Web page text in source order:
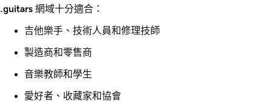
.guitars 網域十分適合：
吉他樂手、技術人員和修理技師
製造商和零售商
音樂教師和學生
愛好者、收藏家和協會